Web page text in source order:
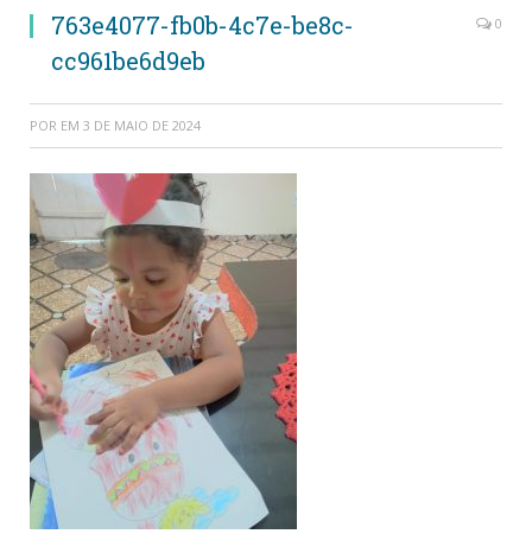
763e4077-fb0b-4c7e-be8c-
cc961be6d9eb
0
POR EM 3 DE MAIO DE 2024